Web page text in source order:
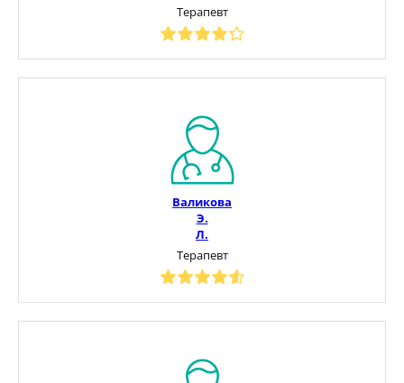
Терапевт
Валикова
Э.
Л.
Терапевт